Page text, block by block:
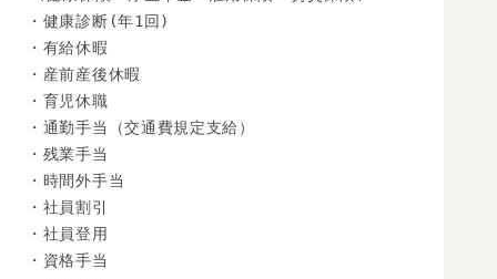
・健康診断(年1回)
・有給休暇
・産前産後休暇
・育児休職
・通勤手当（交通費規定支給）
・残業手当
・時間外手当
・社員割引
・社員登用
・資格手当